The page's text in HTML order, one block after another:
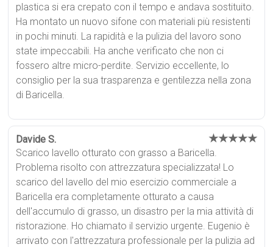
plastica si era crepato con il tempo e andava sostituito.
Ha montato un nuovo sifone con materiali più resistenti
in pochi minuti. La rapidità e la pulizia del lavoro sono
state impeccabili. Ha anche verificato che non ci
fossero altre micro-perdite. Servizio eccellente, lo
consiglio per la sua trasparenza e gentilezza nella zona
di Baricella.
Davide S. ★★★★★
Scarico lavello otturato con grasso a Baricella.
Problema risolto con attrezzatura specializzata! Lo
scarico del lavello del mio esercizio commerciale a
Baricella era completamente otturato a causa
dell'accumulo di grasso, un disastro per la mia attività di
ristorazione. Ho chiamato il servizio urgente. Eugenio è
arrivato con l'attrezzatura professionale per la pulizia ad